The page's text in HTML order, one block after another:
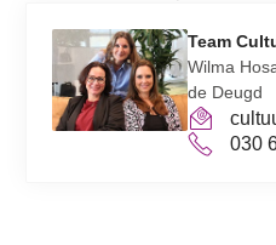
SRA biedt ondersteuning
kunnen wij – tegen
presentatie verzorgen
samen met jullie de
Aanmelden
Team
Wilma
de Deugd
030